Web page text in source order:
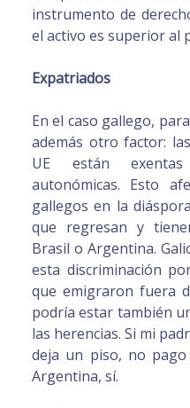
instrumento de
el activo es superior al
Expatriados
En el caso gallego,
además otro factor:
UE están
autonómicas. Esto
gallegos en la
que regresan y
Brasil o Argentina.
esta discriminación
que emigraron fuera
podría estar también
las herencias. Si mi
deja un piso, no
Argentina, sí.